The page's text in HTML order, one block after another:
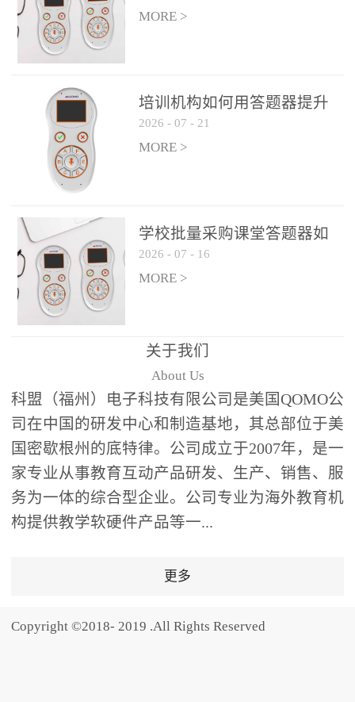
整个过程不超过 30 秒，完
美融入正常教学流程，避
免打断课堂连贯性。无论
点讲解互动，还是课后即
时反馈，QVote 都能灵活
适配不同教学环节需求，
让教师专注于教学内容本
身，而非技术操作。多元
热情QVote 提供了丰富的
互动功能矩阵，满足不同
学科、不同教学目标的互
动需求：即时答题：支持
单选题、多选题、判断题
等基础题型，学生通过答
题器快速响应，系统实时
统计答题数据并生成可视
化图表，让教师瞬间掌握
学生知识掌握情况。主观
反馈：包含简答题、观点
阐述等开放式互动，鼓励
学生自由表达思考过程，
培养批判性思维与表达能
功能增加课堂趣味性，同
MORE >
培训机构如何用答题器提升
学生专注度
2026 - 07 - 21
MORE >
学校批量采购课堂答题器如
何选厂家
2026 - 07 - 16
MORE >
关于我们
About Us
科盟（福州）电子科技有限公司是美国QOMO公
司在中国的研发中心和制造基地，其总部位于美
国密歇根州的底特律。公司成立于2007年，是一
家专业从事教育互动产品研发、生产、销售、服
务为一体的综合型企业。公司专业为海外教育机
构提供教学软硬件产品等一...
更多
Copyright ©2018- 2019 .All Rights Reserved